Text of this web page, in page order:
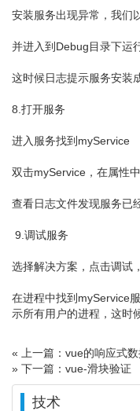
安装服务出现异常，我们
并进入到Debug目录下运
这时候日志提示服务安装
8.打开服务
进入服务找到myService
双击myService，在属性
查看日志文件发现服务已
9.调试服务
选择解决方案，点击调试
在进程中找到myService
示所有用户的进程，这时
« 上一篇：vue的响应式
» 下一篇：vue-滑块验证
技术